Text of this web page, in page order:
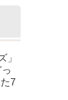
」
7